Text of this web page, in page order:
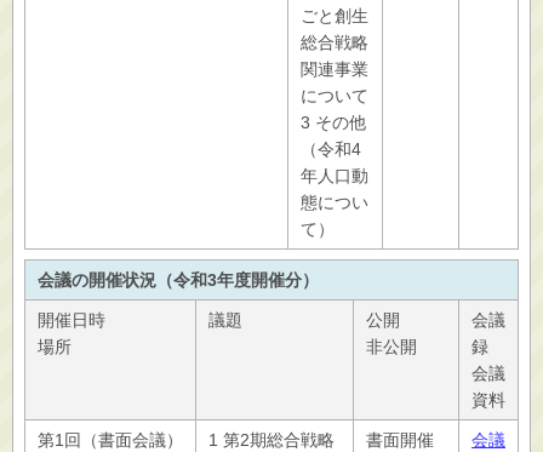
ごと創生
総合戦略
関連事業
について
3 その他
（令和4
年人口動
態につい
て）
会議の開催状況（令和3年度開催分）
開催日時
場所
議題
公開
非公開
会議
録
会議
資料
第1回（書面会議）
1 第2期総合戦略
書面開催
会議